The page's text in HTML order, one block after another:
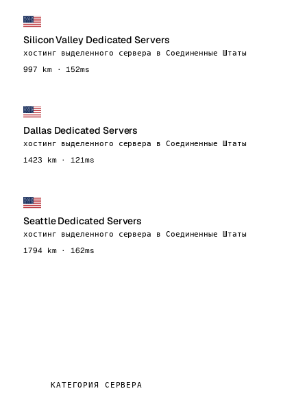
Silicon Valley Dedicated Servers
хостинг выделенного сервера в Соединенные Штаты
997 km · 152ms
Dallas Dedicated Servers
хостинг выделенного сервера в Соединенные Штаты
1423 km · 121ms
Seattle Dedicated Servers
хостинг выделенного сервера в Соединенные Штаты
1794 km · 162ms
КАТЕГОРИЯ СЕРВЕРА